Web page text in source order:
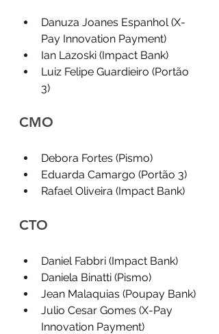
Danuza Joanes Espanhol (X-
Pay Innovation Payment)
Ian Lazoski (Impact Bank)
Luiz Felipe Guardieiro (Portão
3)
CMO
Debora Fortes (Pismo)
Eduarda Camargo (Portão 3)
Rafael Oliveira (Impact Bank)
CTO
Daniel Fabbri (Impact Bank)
Daniela Binatti (Pismo)
Jean Malaquias (Poupay Bank)
Julio Cesar Gomes (X-Pay
Innovation Payment)